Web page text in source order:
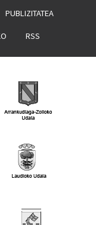
PUBLIZITATEA
RSS